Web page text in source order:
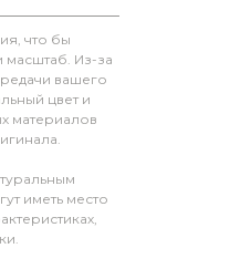
что бы
масштаб. Из-за
вашего
цвет и
материалов
иметь место